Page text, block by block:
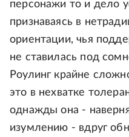
персонажи то и дело
признаваясь в
ориентации, чья
не ставилась под
Роулинг крайне
это в нехватке
однажды она -
изумлению - вдруг